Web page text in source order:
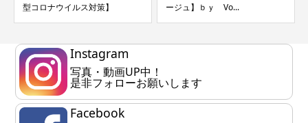
型コロナウイルス対策】
ージュ】ｂｙ Vo...
Instagram
写真・動画UP中！
是非フォローお願いします
Facebook